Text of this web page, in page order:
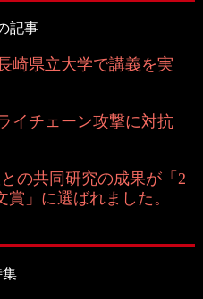
記事
崎県立大学で講義を実
イチェーン攻撃に対抗
の共同研究の成果が「2
」に選ばれました。
集